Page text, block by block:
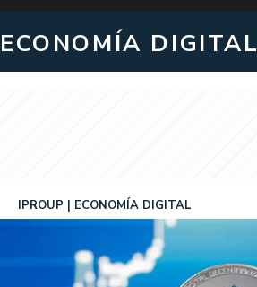
ECONOMÍA DIGITAL
IPROUP ECONOMÍA DIGITAL